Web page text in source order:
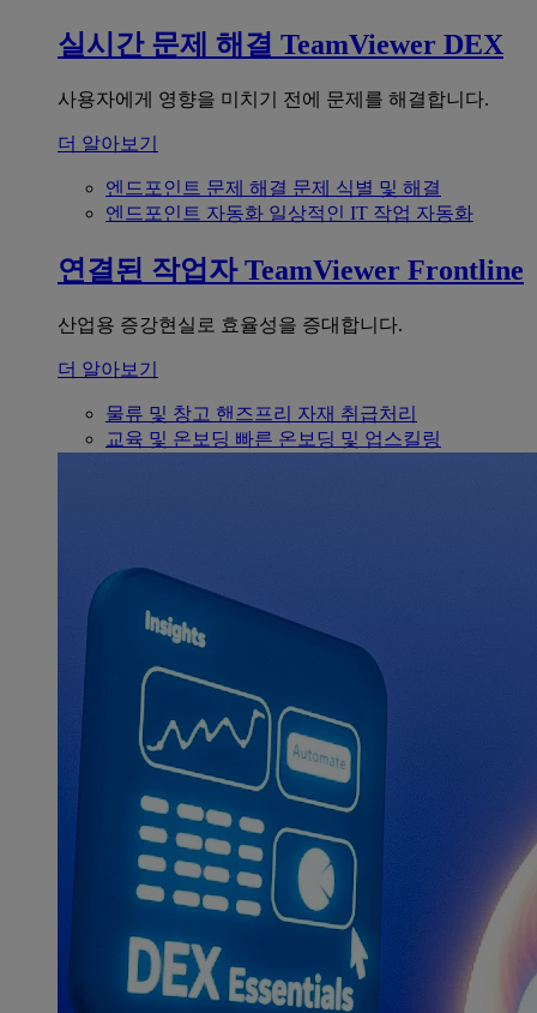
실시간 문제 해결 TeamViewer DEX
사용자에게 영향을 미치기 전에 문제를 해결합니다.
더 알아보기
엔드포인트 문제 해결 문제 식별 및 해결
엔드포인트 자동화 일상적인 IT 작업 자동화
연결된 작업자 TeamViewer Frontline
산업용 증강현실로 효율성을 증대합니다.
더 알아보기
물류 및 창고 핸즈프리 자재 취급처리
교육 및 온보딩 빠른 온보딩 및 업스킬링